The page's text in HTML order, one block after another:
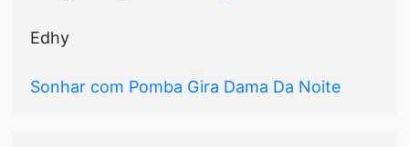
Edhy
Sonhar com Pomba Gira Dama Da Noite